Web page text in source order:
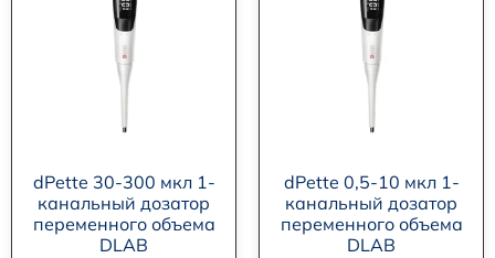
dPette 30-300 мкл 1-
канальный дозатор
переменного объема
DLAB
dPette 0,5-10 мкл 1-
канальный дозатор
переменного объема
DLAB